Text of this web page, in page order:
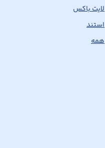
لایت باکس
استند
همه